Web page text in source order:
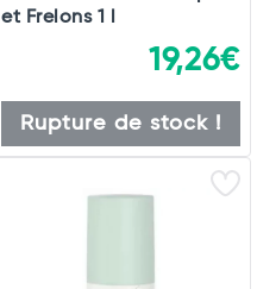
et Frelons 1 l
19,26€
Rupture de stock !